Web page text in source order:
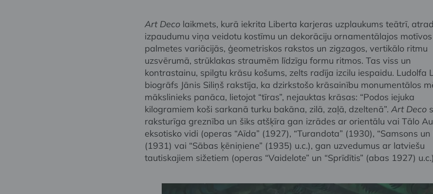
Art Deco laikmets, kurā iekrita Liberta karjeras uzplaukums teātrī,
izpaudumu viņa veidotu kostīmu un dekorāciju ornamentālajos
palmetes variācijās, ģeometriskos rakstos un zigzagos, vertikālo ritmu
uzsvērumā, strūklakas straumēm līdzīgu formu ritmos. Tas viss un
kontrastainu, spilgtu krāsu košums, zelts radīja izcilu iespaidu. Ludolfa
biogrāfs Jānis Siliņš rakstīja, ka dzirkstošo krāsainību monumentālos
mākslinieks panāca, lietojot “tīras”, nejauktas krāsas: “Podos iejuka
kilogramiem koši sarkanā turku bakāna, zilā, zaļā, dzeltenā”. Art Deco
raksturīga greznība un šiks atšķīra gan izrādes ar orientālu vai Tālo
eksotisko vidi (operas “Aīda” (1927), “Turandota” (1930), “Samsons un
(1931) vai “Sābas ķēniņiene” (1935) u.c.), gan uzvedumus ar latviešu
tautiskajiem sižetiem (operas “Vaidelote” un “Sprīdītis” (abas 1927)